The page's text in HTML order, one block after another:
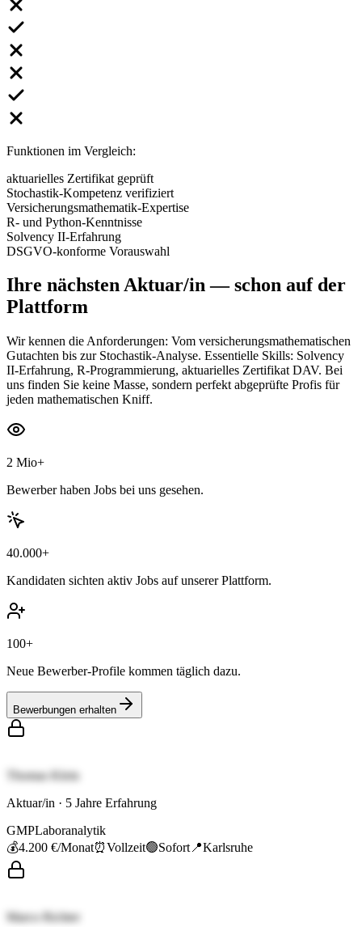
Funktionen im Vergleich:
aktuarielles Zertifikat geprüft
Stochastik-Kompetenz verifiziert
Versicherungsmathematik-Expertise
R- und Python-Kenntnisse
Solvency II-Erfahrung
DSGVO-konforme Vorauswahl
Ihre nächstenAktuar/in— schon auf der
Plattform
Wir kennen die Anforderungen: Vom versicherungsmathematischen
Gutachten bis zur Stochastik-Analyse. Essentielle Skills: Solvency
II-Erfahrung, R-Programmierung, aktuarielles Zertifikat DAV. Bei
uns finden Sie keine Masse, sondern perfekt abgeprüfte Profis für
jeden mathematischen Kniff.
2 Mio+
Bewerber haben Jobs bei uns gesehen.
40.000+
Kandidaten sichten aktiv Jobs auf unserer Plattform.
100+
Neue Bewerber-Profile kommen täglich dazu.
Bewerbungen erhalten
Thomas Klein
Aktuar/in · 5 Jahre Erfahrung
GMPLaboranalytik
💰4.200 €/Monat⏰Vollzeit🟢Sofort 📍Karlsruhe
Marco Richter